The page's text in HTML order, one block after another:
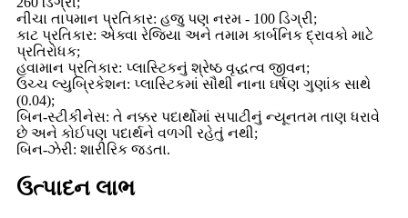
નીચા તાપમાન પ્રતિકાર: હજુ પણ નરમ - 100 ડિગ્રી;
કાટ પ્રતિકાર: એક્વા રેજિયા અને તમામ કાર્બનિક દ્રાવકો માટે
પ્રતિરોધક;
હવામાન પ્રતિકાર: પ્લાસ્ટિકનું શ્રેષ્ઠ વૃદ્ધત્વ જીવન;
ઉચ્ચ લ્યુબ્રિકેશન: પ્લાસ્ટિકમાં સૌથી નાના ઘર્ષણ ગુણાંક સાથે
(0.04);
બિન-સ્ટીકીનેસ: તે નક્કર પદાર્થોમાં સપાટીનું ન્યૂનતમ તાણ ધરાવે
છે અને કોઈપણ પદાર્થને વળગી રહેતું નથી;
બિન-ઝેરી: શારીરિક જડતા.
ઉત્પાદન લાભ